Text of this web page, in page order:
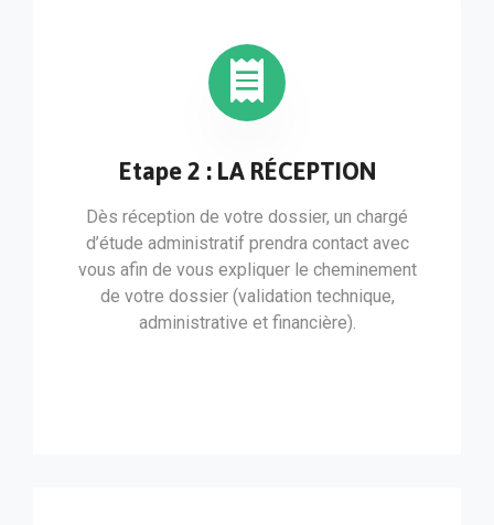
Etape 2 : LA RÉCEPTION
Dès réception de votre dossier, un chargé
d’étude administratif prendra contact avec
vous afin de vous expliquer le cheminement
de votre dossier (validation technique,
administrative et financière).